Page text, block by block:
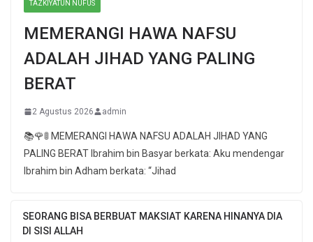
TAZKIYATUN NUFUS
MEMERANGI HAWA NAFSU
ADALAH JIHAD YANG PALING
BERAT
2 Agustus 2026 admin
📚🌹🚦 MEMERANGI HAWA NAFSU ADALAH JIHAD YANG
PALING BERAT Ibrahim bin Basyar berkata: Aku mendengar
Ibrahim bin Adham berkata: “Jihad
SEORANG BISA BERBUAT MAKSIAT KARENA HINANYA DIA
DI SISI ALLAH